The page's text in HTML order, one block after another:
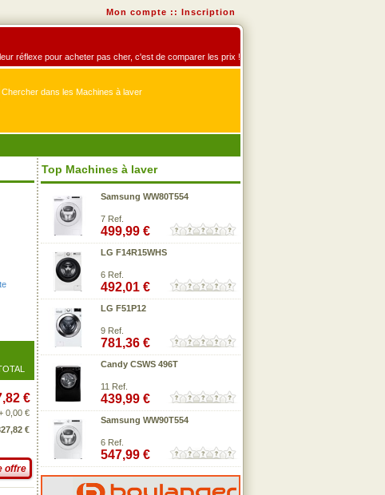
Mon compte :: Inscription
réflexe pour acheter pas cher, c'est de comparer les prix !
Chercher dans les Machines à laver
€
0,00 €
€
offre
Top Machines à laver
Samsung WW80T554
7 Ref.
499,99 €
LG F14R15WHS
6 Ref.
492,01 €
LG F51P12
9 Ref.
781,36 €
Candy CSWS 496T
11 Ref.
439,99 €
Samsung WW90T554
6 Ref.
547,99 €